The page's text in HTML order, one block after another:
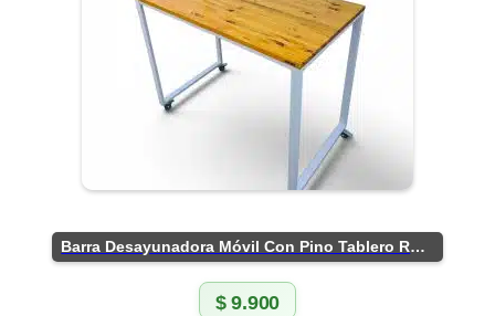
Barra Desayunadora Móvil Con Pino Tablero Rústico
$9.900